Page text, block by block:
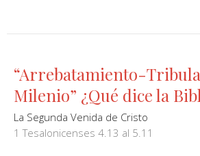
“Arrebatamiento-
Milenio” ¿Qué dice la
La Segunda Venida de Cristo
1 Tesalonicenses 4.13 al 5.11